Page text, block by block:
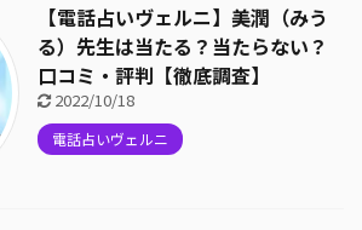
【電話占いヴェルニ】美潤（みう
る）先生は当たる？当たらない？
口コミ・評判【徹底調査】
2022/10/18
電話占いヴェルニ